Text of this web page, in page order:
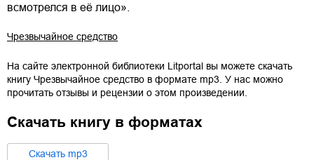
всмотрелся в её лицо».
Чрезвычайное средство
На сайте электронной библиотеки Litportal вы можете скачать
книгу Чрезвычайное средство в формате mp3 . У нас можно
прочитать отзывы и рецензии о этом произведении.
Скачать книгу в форматах
Cкачать mp3